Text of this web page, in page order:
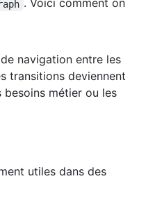
. Voici comment on
navigation entre les
transitions deviennent
métier ou les
utiles dans des